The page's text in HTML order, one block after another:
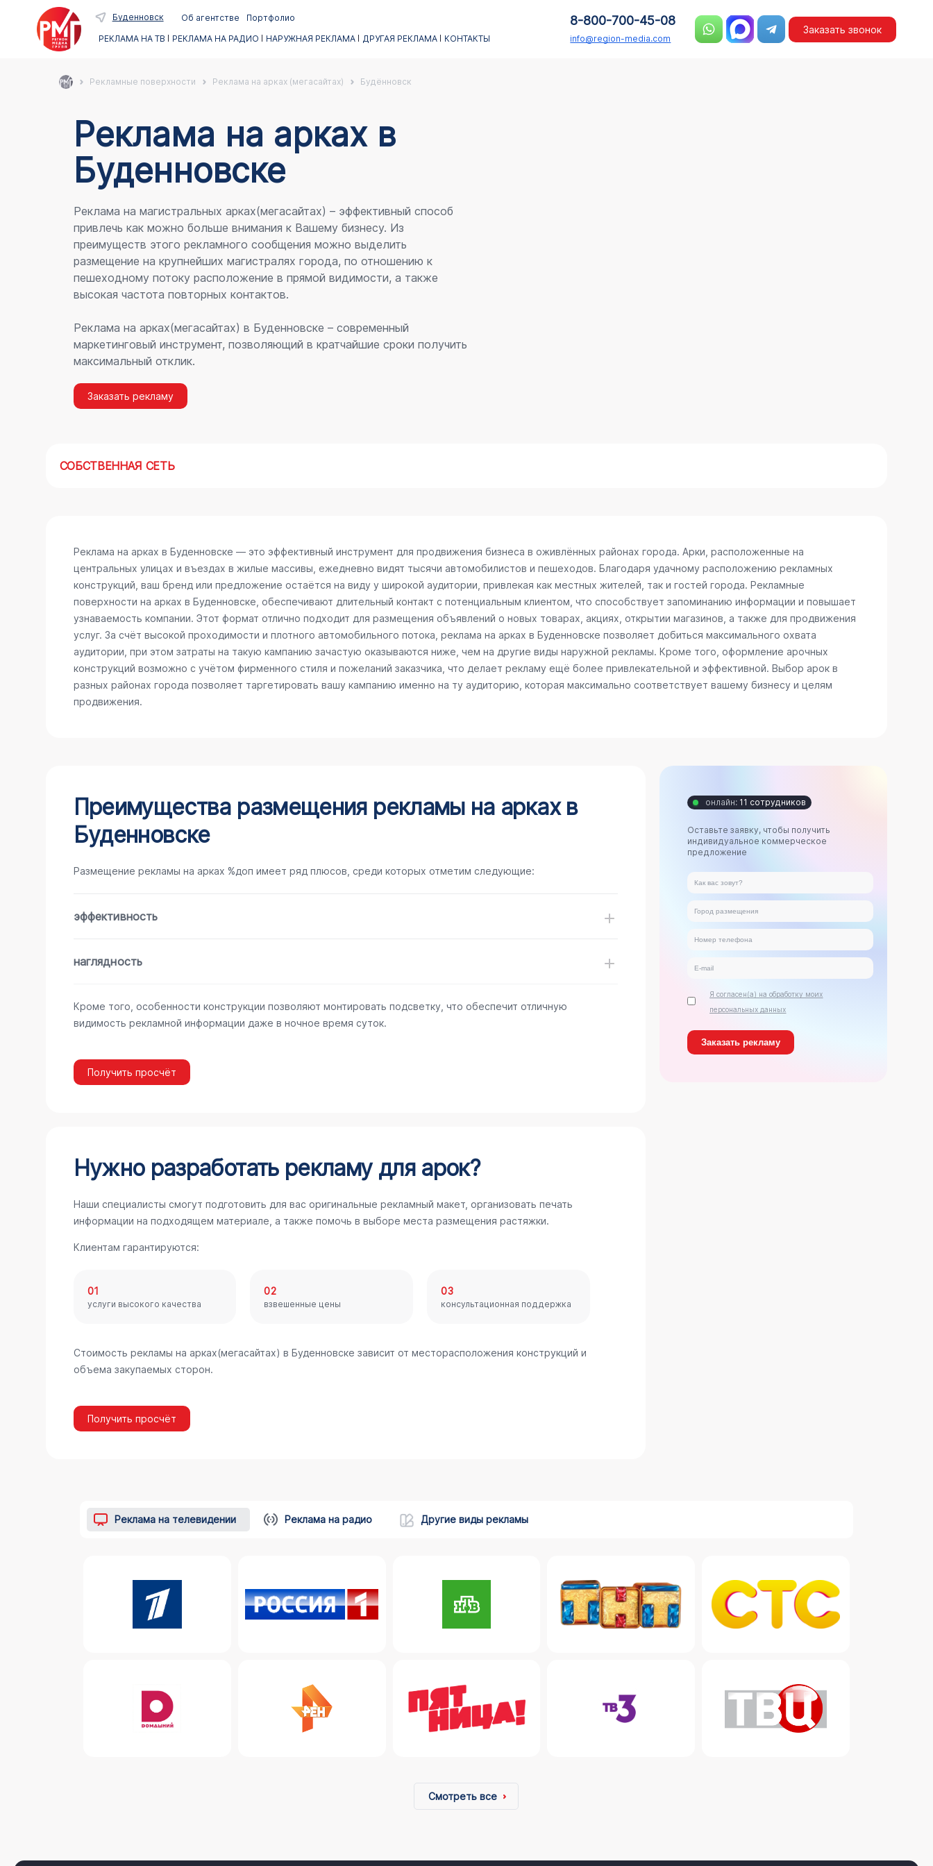
Буденновск Об агентстве
Портфолио
РЕКЛАМА НА ТВ
РЕКЛАМА НА РАДИО НАРУЖНАЯ РЕКЛАМА ДРУГАЯ РЕКЛАМА КОНТАКТЫ
8-800-700-45-08
info@region-media.com
Заказать звонок
Рекламные поверхности Реклама на арках (мегасайтах) Будённовск
Реклама на аркаx в
Буденновске
Реклама на магистральных арках(мегасайтах) – эффективный способ
привлечь как можно больше внимания к Вашему бизнесу. Из
преимуществ этого рекламного сообщения можно выделить
размещение на крупнейших магистралях города, по отношению к
пешеходному потоку расположение в прямой видимости, а также
высокая частота повторных контактов.
Реклама на арках(мегасайтах) в Буденновске – современный
маркетинговый инструмент, позволяющий в кратчайшие сроки получить
максимальный отклик.
Заказать рекламу
СОБСТВЕННАЯ СЕТЬ
Реклама на арках в Буденновске — это эффективный инструмент для продвижения бизнеса в оживлённых районах города. Арки, расположенные на
центральных улицах и въездах в жилые массивы, ежедневно видят тысячи автомобилистов и пешеходов. Благодаря удачному расположению рекламных
конструкций, ваш бренд или предложение остаётся на виду у широкой аудитории, привлекая как местных жителей, так и гостей города. Рекламные
поверхности на арках в Буденновске, обеспечивают длительный контакт с потенциальным клиентом, что способствует запоминанию информации и повышает
узнаваемость компании. Этот формат отлично подходит для размещения объявлений о новых товарах, акциях, открытии магазинов, а также для продвижения
услуг. За счёт высокой проходимости и плотного автомобильного потока, реклама на арках в Буденновске позволяет добиться максимального охвата
аудитории, при этом затраты на такую кампанию зачастую оказываются ниже, чем на другие виды наружной рекламы. Кроме того, оформление арочных
конструкций возможно с учётом фирменного стиля и пожеланий заказчика, что делает рекламу ещё более привлекательной и эффективной. Выбор арок в
разных районах города позволяет таргетировать вашу кампанию именно на ту аудиторию, которая максимально соответствует вашему бизнесу и целям
продвижения.
Преимущества размещения рекламы на арках в
Буденновске
Размещение рекламы на арках %доп имеет ряд плюсов, среди которых отметим следующие:
эффективность
наглядность
Кроме того, особенности конструкции позволяют монтировать подсветку, что обеспечит отличную
видимость рекламной информации даже в ночное время суток.
Получить просчёт
Нужно разработать рекламу для арок?
Наши специалисты смогут подготовить для вас оригинальные рекламный макет, организовать печать
информации на подходящем материале, а также помочь в выборе места размещения растяжки.
Клиентам гарантируются:
01
услуги высокого качества
02
взвешенные цены
03
консультационная поддержка
Стоимость рекламы на арках(мегасайтах) в Буденновске зависит от месторасположения конструкций и
объема закупаемых сторон.
Получить просчёт
онлайн: 11 сотрудников
Оставьте заявку, чтобы получить
индивидуальное коммерческое
предложение
Я согласен(а) на обработку моих
персональных данных
Реклама на телевидении Реклама на радио Другие виды рекламы
Смотреть все